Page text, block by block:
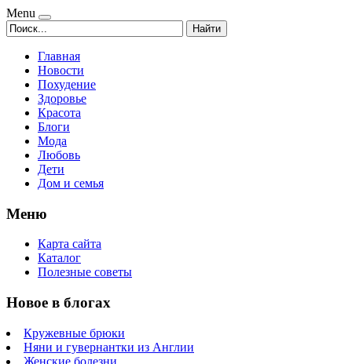
Menu
Найти
Главная
Новости
Похудение
Здоровье
Красота
Блоги
Мода
Любовь
Дети
Дом и семья
Меню
Карта сайта
Каталог
Полезные советы
Новое в блогах
Кружевные брюки
Няни и гувернантки из Англии
Женские болезни